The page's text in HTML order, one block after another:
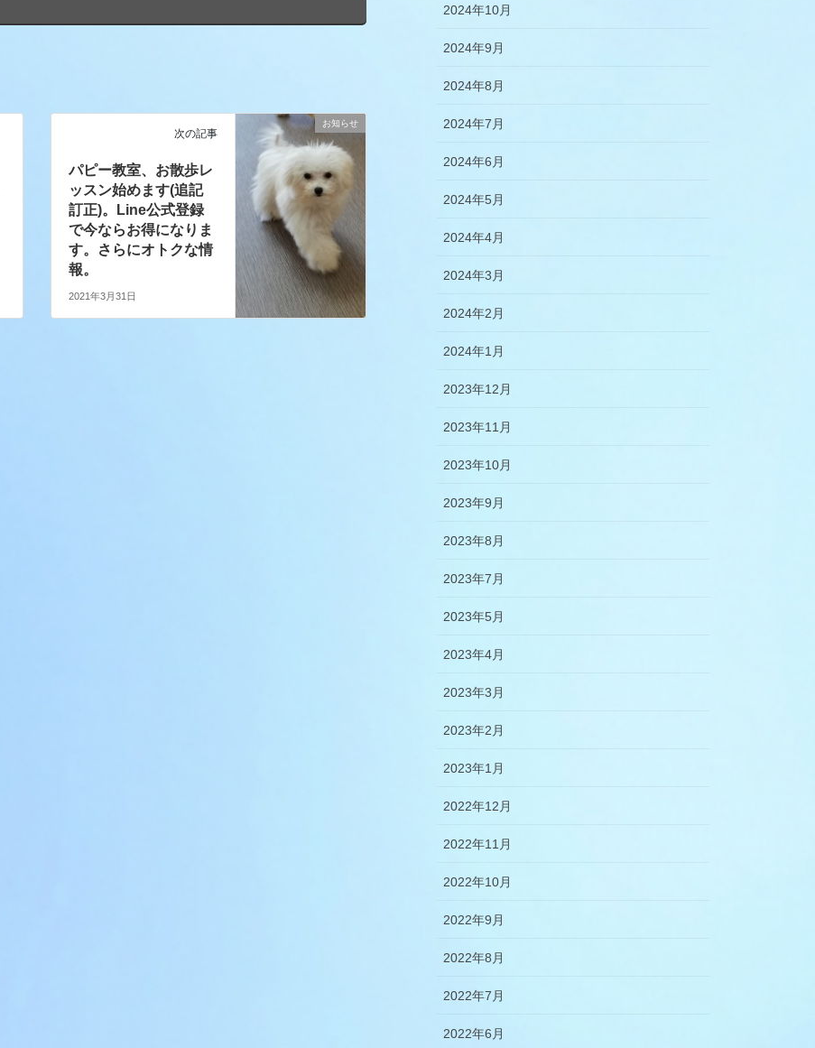
お知らせ
次の記事
パピー教室、お散歩レ
ッスン始めます(追記
訂正)。Line公式登録
で今ならお得になりま
す。さらにオトクな情
報。
2021年3月31日
2024年10月
2024年9月
2024年8月
2024年7月
2024年6月
2024年5月
2024年4月
2024年3月
2024年2月
2024年1月
2023年12月
2023年11月
2023年10月
2023年9月
2023年8月
2023年7月
2023年5月
2023年4月
2023年3月
2023年2月
2023年1月
2022年12月
2022年11月
2022年10月
2022年9月
2022年8月
2022年7月
2022年6月